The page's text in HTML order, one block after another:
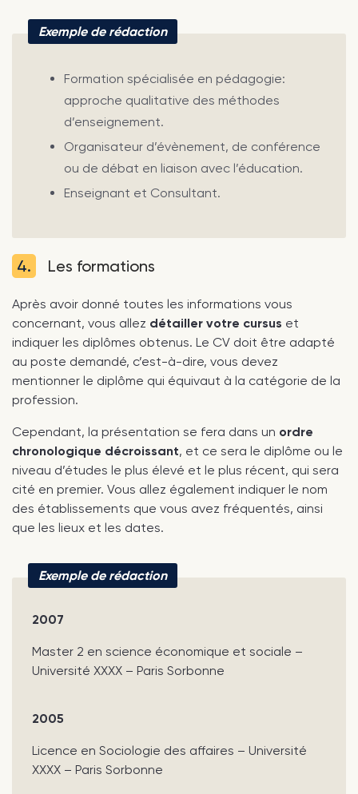
Exemple de rédaction
Formation spécialisée en pédagogie:
approche qualitative des méthodes
d’enseignement.
Organisateur d’évènement, de conférence
ou de débat en liaison avec l’éducation.
Enseignant et Consultant.
4. Les formations
Après avoir donné toutes les informations vous
concernant, vous allez détailler votre cursus et
indiquer les diplômes obtenus. Le CV doit être adapté
au poste demandé, c’est-à-dire, vous devez
mentionner le diplôme qui équivaut à la catégorie de la
profession.
Cependant, la présentation se fera dans un ordre
chronologique décroissant, et ce sera le diplôme ou le
niveau d’études le plus élevé et le plus récent, qui sera
cité en premier. Vous allez également indiquer le nom
des établissements que vous avez fréquentés, ainsi
que les lieux et les dates.
Exemple de rédaction
2007
Master 2 en science économique et sociale –
Université XXXX – Paris Sorbonne
2005
Licence en Sociologie des affaires – Université
XXXX – Paris Sorbonne